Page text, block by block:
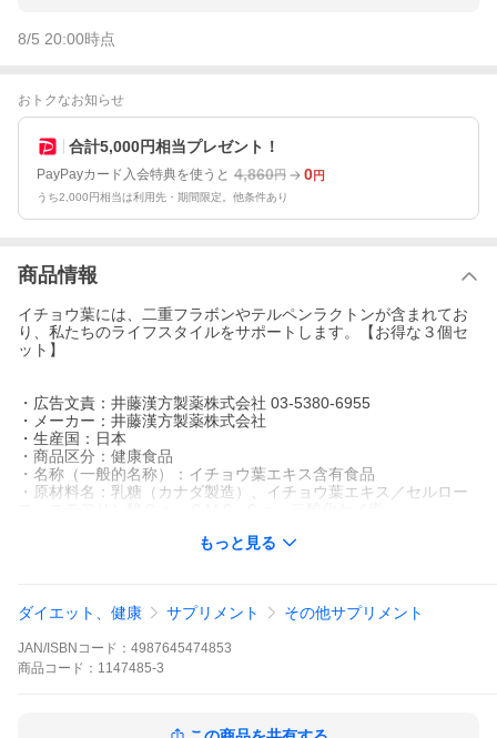
8/5 20:00時点
おトクなお知らせ
合計5,000円相当プレゼント！
PayPayカード入会特典を使うと 4,860円 0円
うち2,000円相当は利用先・期間限定。他条件あり
商品情報
イチョウ葉には、二重フラボンやテルペンラクトンが含まれてお
り、私たちのライフスタイルをサポートします。【お得な３個セ
ット】
・広告文責：井藤漢方製薬株式会社 03-5380-6955
・メーカー：井藤漢方製薬株式会社
・生産国：日本
・商品区分：健康食品
・名称（一般的名称）：イチョウ葉エキス含有食品
・原材料名：乳糖（カナダ製造）、イチョウ葉エキス／セルロー
・賞味期限：パッケージに記載もっと見る
ダイエット、健康 サプリメント その他サプリメント
JAN/ISBNコード： 4987645474853
商品 コード： 1147485-3